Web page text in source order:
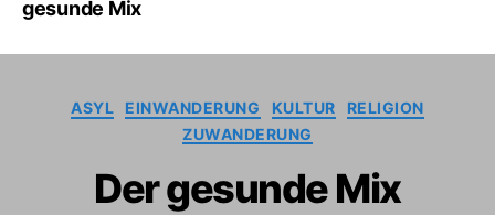
gesunde Mix
Categories
ASYL EINWANDERUNG KULTUR
RELIGION
ZUWANDERUNG
Der gesunde Mix